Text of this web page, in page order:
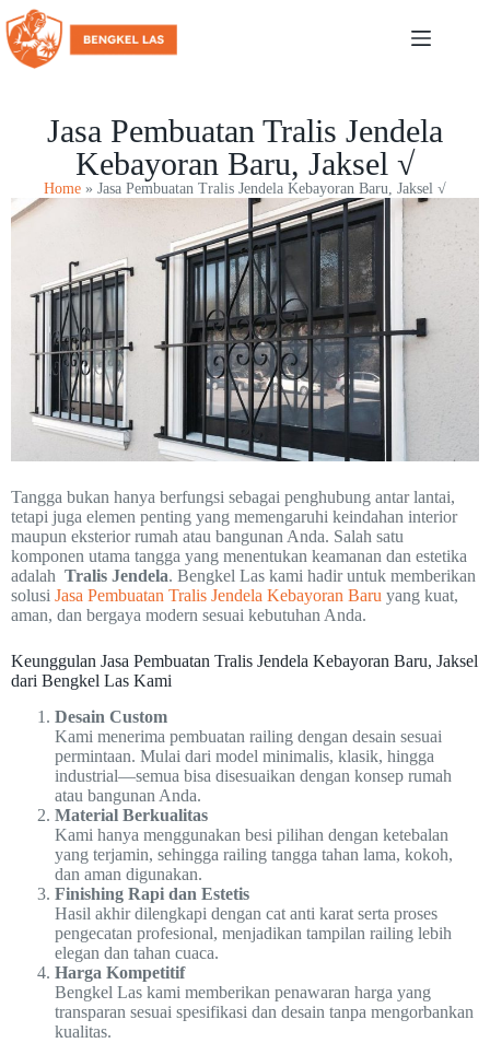
Jasa Pembuatan Tralis Jendela
Kebayoran Baru, Jaksel √
Home » Jasa Pembuatan Tralis Jendela Kebayoran Baru, Jaksel √
Tangga bukan hanya berfungsi sebagai penghubung antar lantai,
tetapi juga elemen penting yang memengaruhi keindahan interior
maupun eksterior rumah atau bangunan Anda. Salah satu
komponen utama tangga yang menentukan keamanan dan estetika
adalah Tralis Jendela. Bengkel Las kami hadir untuk memberikan
solusi Jasa Pembuatan Tralis Jendela Kebayoran Baru yang kuat,
aman, dan bergaya modern sesuai kebutuhan Anda.
Keunggulan Jasa Pembuatan Tralis Jendela Kebayoran Baru, Jaksel
dari Bengkel Las Kami
Desain Custom
Kami menerima pembuatan railing dengan desain sesuai
permintaan. Mulai dari model minimalis, klasik, hingga
industrial—semua bisa disesuaikan dengan konsep rumah
atau bangunan Anda.
Material Berkualitas
Kami hanya menggunakan besi pilihan dengan ketebalan
yang terjamin, sehingga railing tangga tahan lama, kokoh,
dan aman digunakan.
Finishing Rapi dan Estetis
Hasil akhir dilengkapi dengan cat anti karat serta proses
pengecatan profesional, menjadikan tampilan railing lebih
elegan dan tahan cuaca.
Harga Kompetitif
Bengkel Las kami memberikan penawaran harga yang
transparan sesuai spesifikasi dan desain tanpa mengorbankan
kualitas.